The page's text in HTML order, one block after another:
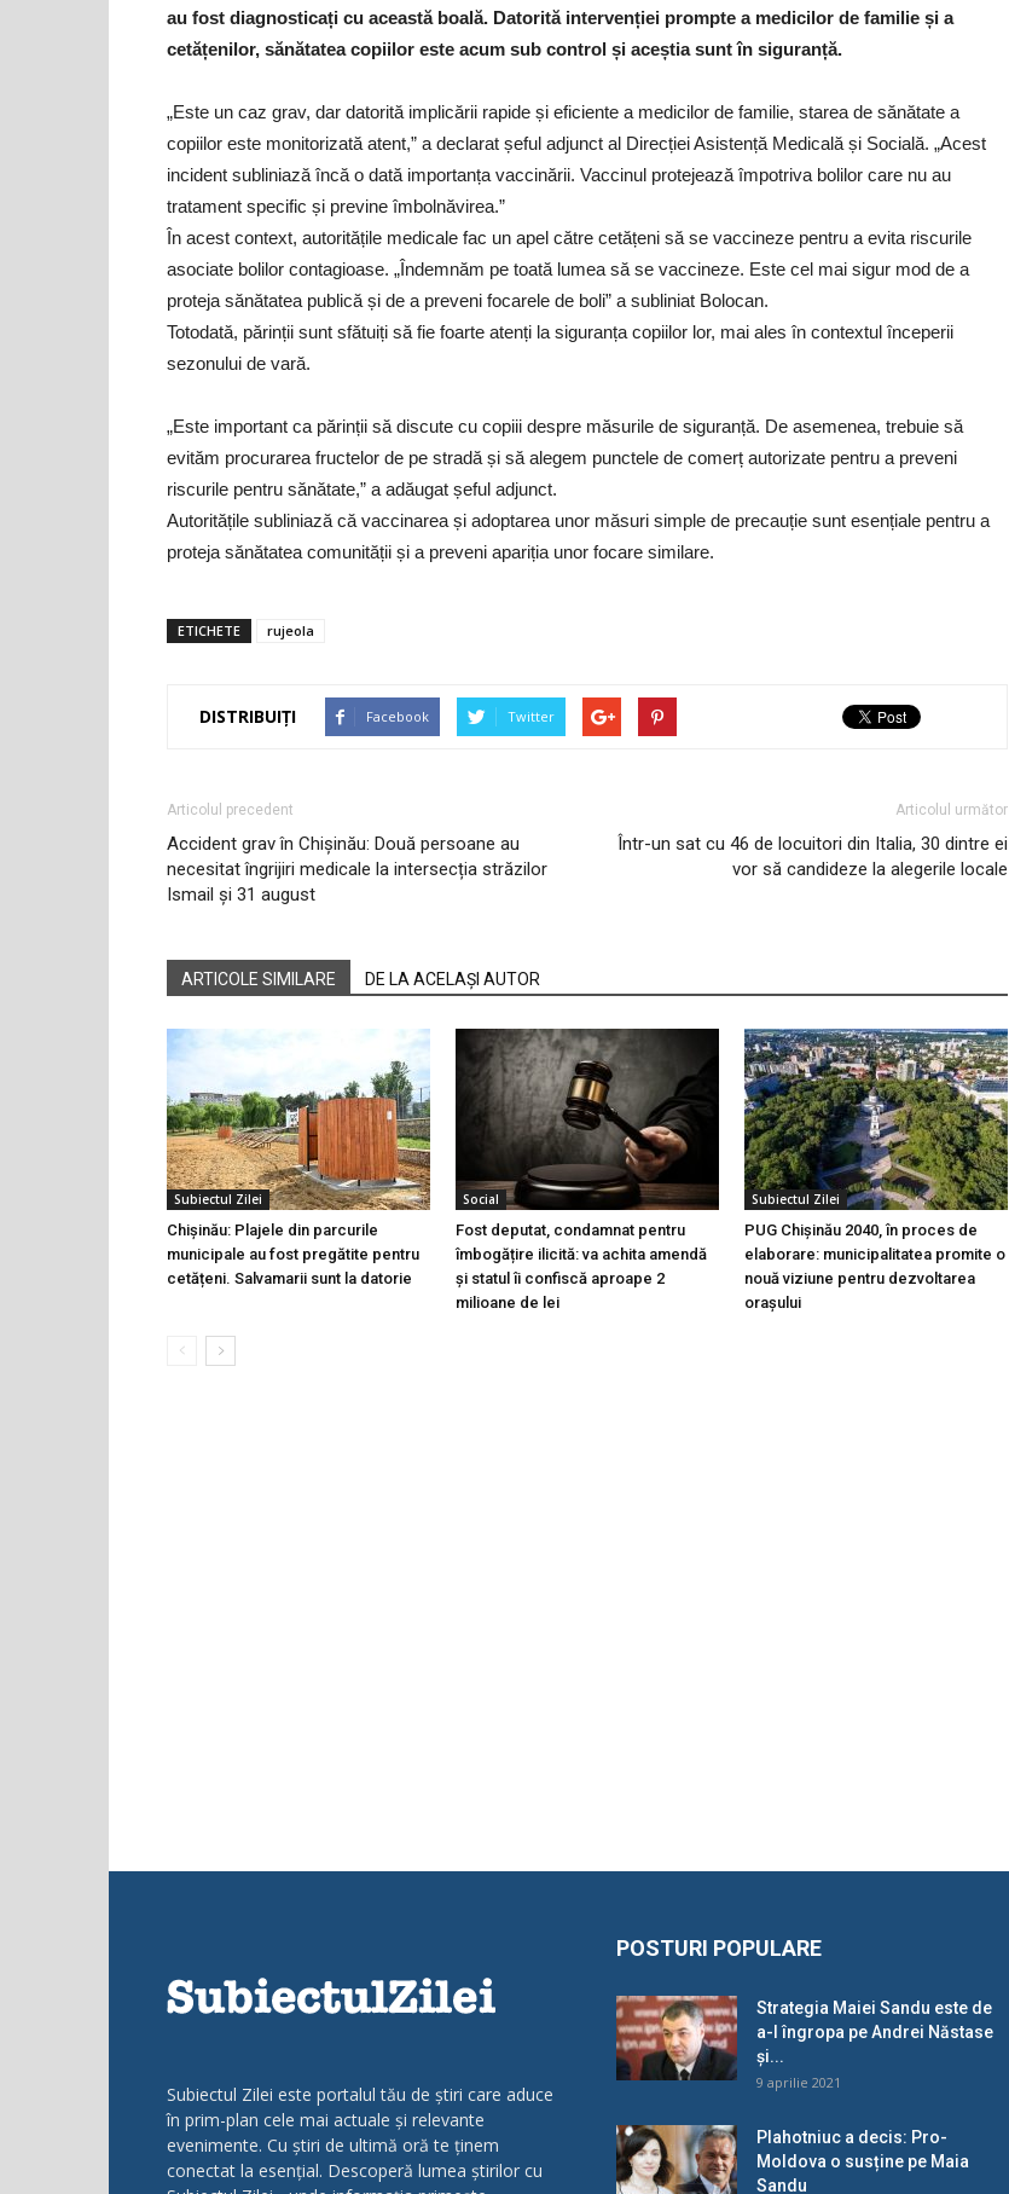
au fost diagnosticați cu această boală. Datorită intervenției prompte a medicilor de familie și a
cetățenilor, sănătatea copiilor este acum sub control și aceștia sunt în siguranță.
„Este un caz grav, dar datorită implicării rapide și eficiente a medicilor de familie, starea de sănătate a
copiilor este monitorizată atent,” a declarat șeful adjunct al Direcției Asistență Medicală și Socială. „Acest
incident subliniază încă o dată importanța vaccinării. Vaccinul protejează împotriva bolilor care nu au
tratament specific și previne îmbolnăvirea.”
În acest context, autoritățile medicale fac un apel către cetățeni să se vaccineze pentru a evita riscurile
asociate bolilor contagioase. „Îndemnăm pe toată lumea să se vaccineze. Este cel mai sigur mod de a
proteja sănătatea publică și de a preveni focarele de boli” a subliniat Bolocan.
Totodată, părinții sunt sfătuiți să fie foarte atenți la siguranța copiilor lor, mai ales în contextul începerii
sezonului de vară.
„Este important ca părinții să discute cu copiii despre măsurile de siguranță. De asemenea, trebuie să
evităm procurarea fructelor de pe stradă și să alegem punctele de comerț autorizate pentru a preveni
riscurile pentru sănătate,” a adăugat șeful adjunct.
Autoritățile subliniază că vaccinarea și adoptarea unor măsuri simple de precauție sunt esențiale pentru a
proteja sănătatea comunității și a preveni apariția unor focare similare.
ETICHETE rujeola
DISTRIBUIȚI Facebook Twitter
Articolul precedent
Accident grav în Chișinău: Două persoane au
necesitat îngrijiri medicale la intersecția străzilor
Ismail și 31 august
Articolul următor
Într-un sat cu 46 de locuitori din Italia, 30 dintre ei
vor să candideze la alegerile locale
ARTICOLE SIMILARE DE LA ACELAȘI AUTOR
Subiectul Zilei
Chișinău: Plajele din parcurile
municipale au fost pregătite pentru
cetățeni. Salvamarii sunt la datorie
Social
Fost deputat, condamnat pentru
îmbogățire ilicită: va achita amendă
și statul îi confiscă aproape 2
milioane de lei
Subiectul Zilei
PUG Chișinău 2040, în proces de
elaborare: municipalitatea promite o
nouă viziune pentru dezvoltarea
orașului
Subiectul Zilei este portalul tău de știri care aduce
în prim-plan cele mai actuale și relevante
evenimente. Cu știri de ultimă oră te ținem
conectat la esențial. Descoperă lumea știrilor cu
POSTURI POPULARE
Strategia Maiei Sandu este de
a-l îngropa pe Andrei Năstase
și...
9 aprilie 2021
Plahotniuc a decis: Pro-
Moldova o susține pe Maia
Sandu